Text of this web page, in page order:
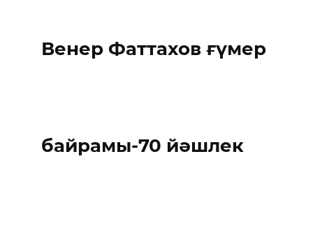
Венер Фаттахов ғүмер
байрамы-70 йәшлек